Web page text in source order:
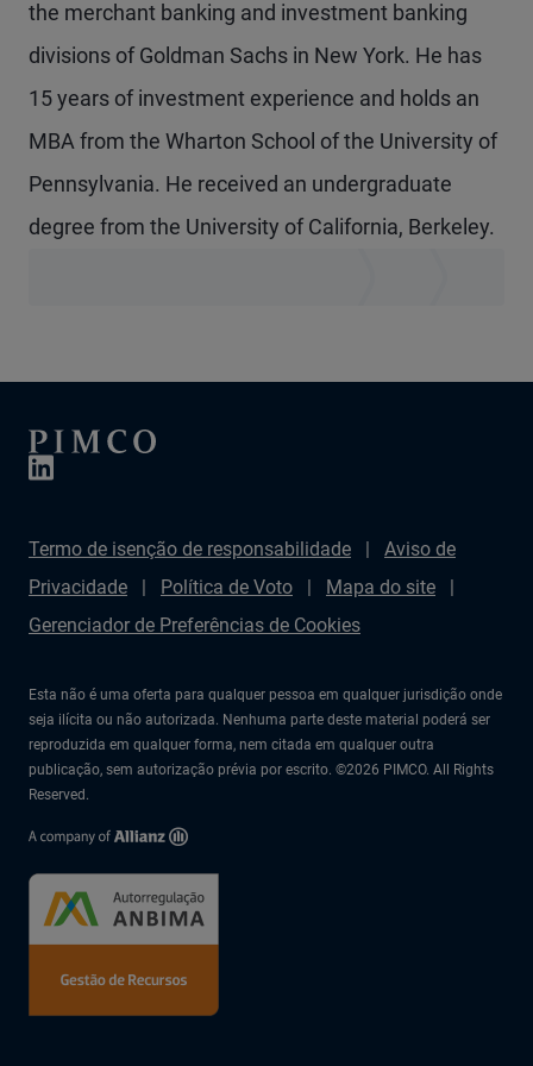
the merchant banking and investment banking
divisions of Goldman Sachs in New York. He has
15 years of investment experience and holds an
MBA from the Wharton School of the University of
Pennsylvania. He received an undergraduate
degree from the University of California, Berkeley.
Termo de isenção de responsabilidade
Aviso de
Privacidade
Política de Voto
Mapa do site
Gerenciador de Preferências de Cookies
Esta não é uma oferta para qualquer pessoa em qualquer jurisdição onde
seja ilícita ou não autorizada. Nenhuma parte deste material poderá ser
reproduzida em qualquer forma, nem citada em qualquer outra
publicação, sem autorização prévia por escrito. ©2026 PIMCO. All Rights
Reserved.